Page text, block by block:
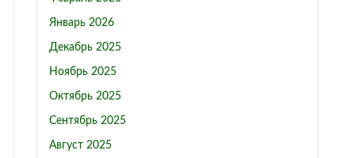
Январь 2026
Декабрь 2025
Ноябрь 2025
Октябрь 2025
Сентябрь 2025
Август 2025